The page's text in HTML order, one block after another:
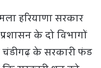
हरियाणा सरकार
के दो विभागों
के सरकारी फंड